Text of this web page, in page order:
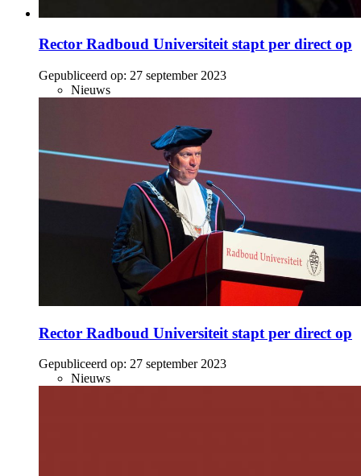
Rector Radboud Universiteit stapt per direct op
Gepubliceerd op: 27 september 2023
Nieuws
Rector Radboud Universiteit stapt per direct op
Gepubliceerd op: 27 september 2023
Nieuws